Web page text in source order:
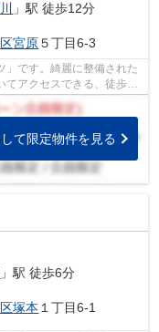
」駅 徒歩12分
宮原５丁目6-3
」です。綺麗に整備された
てアクセスできる、徒歩5
て限定物件を見る
」駅 徒歩6分
塚本 １丁目6-1